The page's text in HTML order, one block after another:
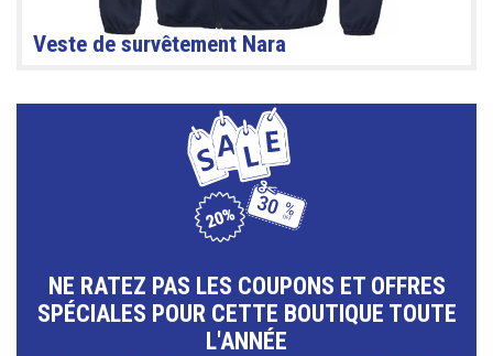
Veste de survêtement Nara
NE RATEZ PAS LES COUPONS ET OFFRES
SPÉCIALES POUR CETTE BOUTIQUE TOUTE
L'ANNÉE